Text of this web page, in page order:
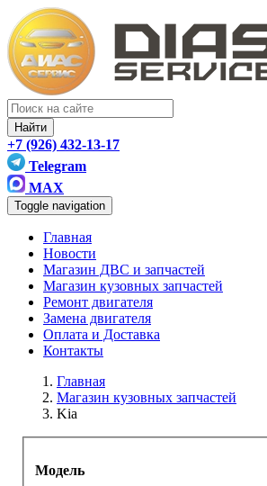
Найти
+7 (926) 432-13-17
Telegram
MAX
Toggle navigation
Главная
Новости
Магазин ДВС и запчастей
Магазин кузовных запчастей
Ремонт двигателя
Замена двигателя
Оплата и Доставка
Контакты
Главная
Магазин кузовных запчастей
Kia
Модель